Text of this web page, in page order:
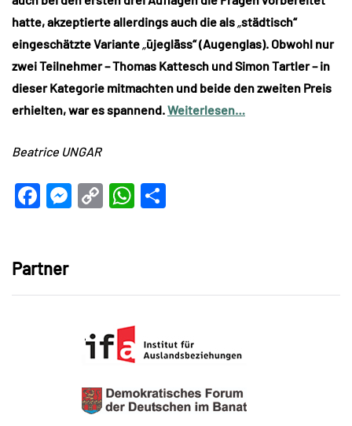
hatte, akzeptierte allerdings auch die als „städtisch“
eingeschätzte Variante „ūjeglǟss“ (Augenglas). Obwohl nur
zwei Teilnehmer – Thomas Kattesch und Simon Tartler – in
dieser Kategorie mitmachten und beide den zweiten Preis
erhielten, war es spannend.Weiterlesen…
Beatrice UNGAR
Facebook
Messenger
CopyWhatsApp
Partner